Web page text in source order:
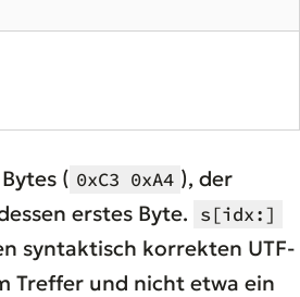
( 0xC3 0xA4 ), der
erstes Byte. s[idx:]
syntaktisch korrekten UTF-
Treffer und nicht etwa ein